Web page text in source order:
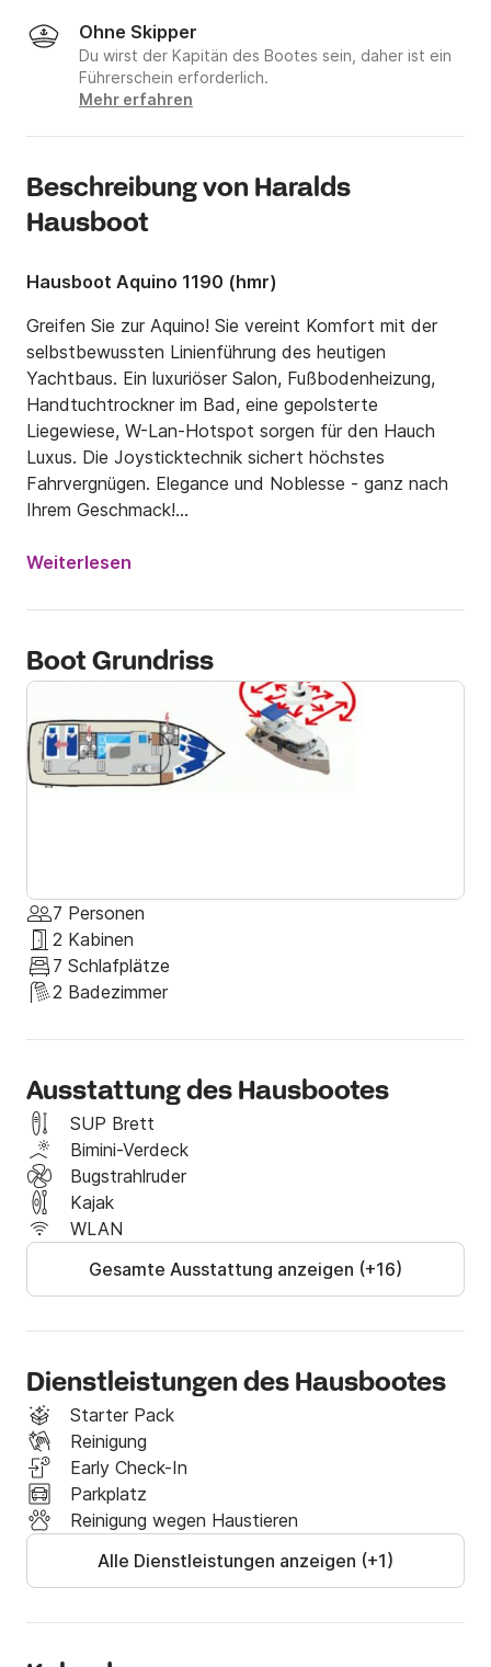
Ohne Skipper
Du wirst der Kapitän des Bootes sein, daher ist ein
Führerschein erforderlich.
Mehr erfahren
Beschreibung von Haralds
Hausboot
Hausboot Aquino 1190 (hmr)
Greifen Sie zur Aquino! Sie vereint Komfort mit der
selbst­bewussten Linienführung des heutigen
Yachtbaus. Ein luxuriöser Salon, Fußbodenheizung,
Handtuchtrockner im Bad, eine gepolsterte
Liegewiese, W-Lan-Hotspot sorgen für den Hauch
Luxus. Die Joysticktechnik sichert höchstes
Fahrvergnügen. Elegance und Noblesse - ganz nach
Ihrem Geschmack!
Ideal für zwei Paare oder Familien.
    5 Betten + 2 x Aufbettung im Salon
    2 Badezimmer
Ausstattungsmerkmale:
    - Fußbodenheizung im Salon
    - viel Platz auf dem Achterdeck
Weiterlesen
Boot Grundriss
7 Personen
2 Kabinen
7 Schlafplätze
2 Badezimmer
Ausstattung des Hausbootes
SUP Brett
Bimini-Verdeck
Bugstrahlruder
Kajak
WLAN
Gesamte Ausstattung anzeigen (+16)
Dienstleistungen des Hausbootes
Starter Pack
Reinigung
Early Check-In
Parkplatz
Reinigung wegen Haustieren
Alle Dienstleistungen anzeigen (+1)